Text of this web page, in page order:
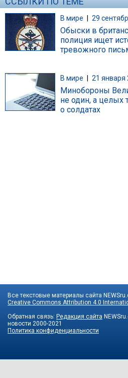
В мире | 29
Обыски в
полиция ищет
тревожного
В мире 21 января
Минобороны
не один, а целых
о солдатах
Все текстовые материалы сайта
Creative Commons Attribution 4.0
Обратная связь: Редакция сайта
новости 2000-2021
Политика конфиденциальности